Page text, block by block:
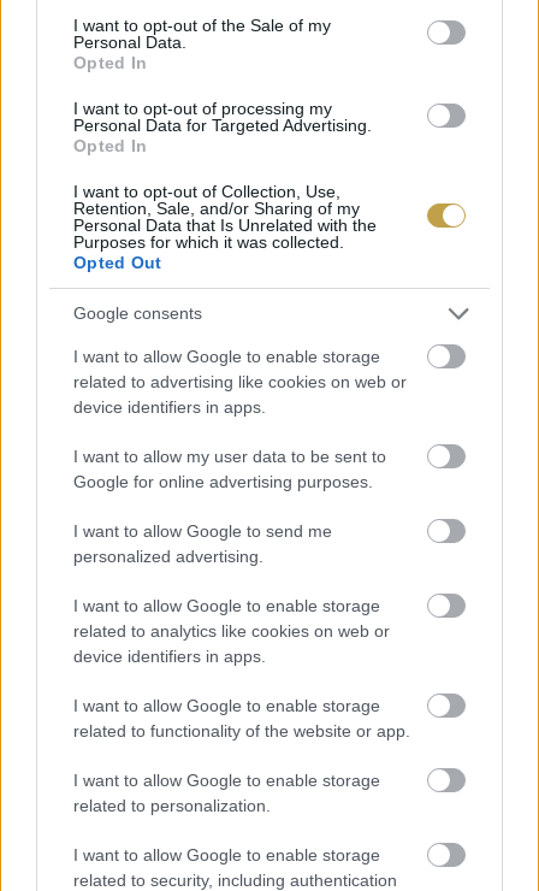
consent section.
I want to opt-out of the Sale of my
Personal Data.
Opted In
I want to opt-out of processing my
Personal Data for Targeted Advertising.
Opted In
I want to opt-out of Collection, Use,
Retention, Sale, and/or Sharing of my
Personal Data that Is Unrelated with the
Purposes for which it was collected.
Opted Out
Google consents
I want to allow Google to enable storage
related to advertising like cookies on web or
device identifiers in apps.
I want to allow my user data to be sent to
Google for online advertising purposes.
I want to allow Google to send me
personalized advertising.
I want to allow Google to enable storage
related to analytics like cookies on web or
device identifiers in apps.
I want to allow Google to enable storage
related to functionality of the website or app.
I want to allow Google to enable storage
related to personalization.
I want to allow Google to enable storage
related to security, including authentication
Természetesen a banánnal kapcsolatos
problémák többsége a mai hajókon már nem tud
érvényesülni. Különösen akkor nem, ha rövid
vízre. A közösségi médiás bejegyzések azonban
arra utalnak, hogy a tengerészek, hajósok és
túravezetők egy kis csoportja észben tartja és
felemlegeti a babonát, még ha csak viccből is.
Biztosra akkor megyünk tehát, ha megvárjuk a
szárazföldet és csak ott vesszük elő a gyümölcsöt
6 gyümölcs, amiről sose gondolnánk, de a szobában is
Címlapfotó: Mike Dorner / Unsplash